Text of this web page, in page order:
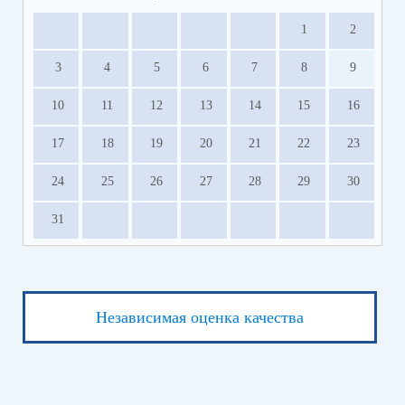
1 2
3 4 5 6 7 8 9
10 11 12 13 14 15 16
17 18 19 20 21 22 23
24 25 26 27 28 29 30
31
Независимая оценка качества